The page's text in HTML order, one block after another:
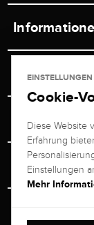
Ladengeschäft
Versand &
Ratgeber
Service
Retouren-
Vertrag
Juwelier
Über uns
Unternehmen
EINSTELLUNGEN
Cookie-
Diese Website
Erfahrung
Einstellungen
Mehr